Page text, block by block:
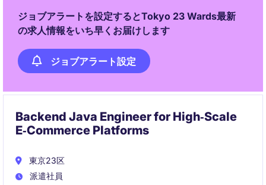
ジョブアラートを設定するとTokyo 23 Wards最新
の求人情報をいち早くお届けします
ジョブアラート設定
Backend Java Engineer for High‑Scale
E‑Commerce Platforms
東京23区
派遣社員